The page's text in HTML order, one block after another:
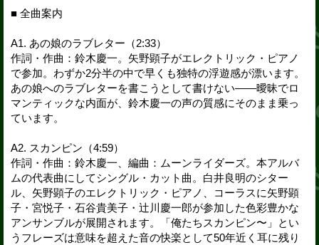
■ 全曲案内
A1. あの娘のラブレター（2:33）
作詞・作曲：鈴木慶一。矢野顕子がエレクトリック・ピアノ
で参加。わずか2分半の中で早くも独特の浮遊感が漂います。
あの娘へのラブレターを書こうとして書けない——曖昧でロ
マンティックな内面が、鈴木慶一の声の質感にそのまま乗っ
ています。
A2. スカンピン（4:59）
作詞・作曲：鈴木慶一、編曲：ムーンライダーズ。本アルバ
ムの代表曲にしてシングル・カット曲。白井良明のシター
ル、矢野顕子のエレクトリック・ピアノ、コーラスに矢野顕
子・宮悦子・石谷貴美子・辻川慶一郎が参加した色彩豊かな
アンサンブルが展開されます。「俺たちスカンピン〜」とい
うフレーズは意味を超えた音の快楽として50年近く耳に残り